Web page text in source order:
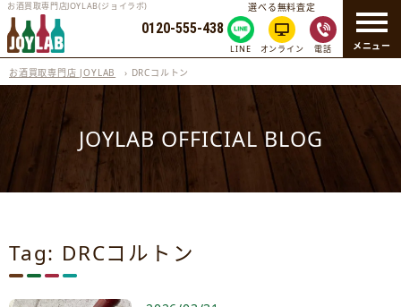
メニュー
お酒買取専門店JOYLAB(ジョイラボ)
0120-555-438
選べる無料査定
LINE オンライン 電話
お酒買取専門店 JOYLAB › DRCコルトン
JOYLAB OFFICIAL BLOG
Tag: DRCコルトン